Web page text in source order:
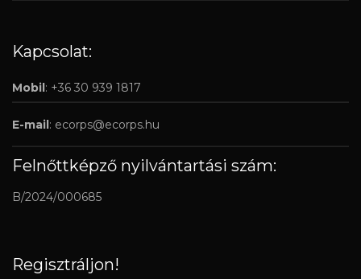
Kapcsolat:
Mobil: +36 30 939 1817
E-mail: ecorps@ecorps.hu
Felnőttképző nyilvántartási szám:
B/2024/000685
Regisztráljon!